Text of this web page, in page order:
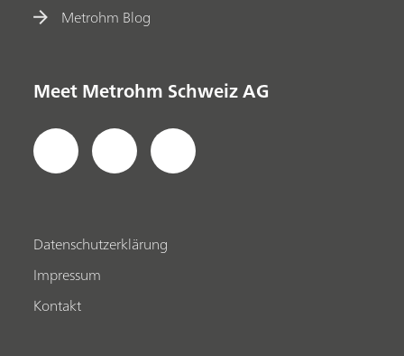
Metrohm Blog
Meet Metrohm Schweiz AG
Datenschutzerklärung
Impressum
Kontakt